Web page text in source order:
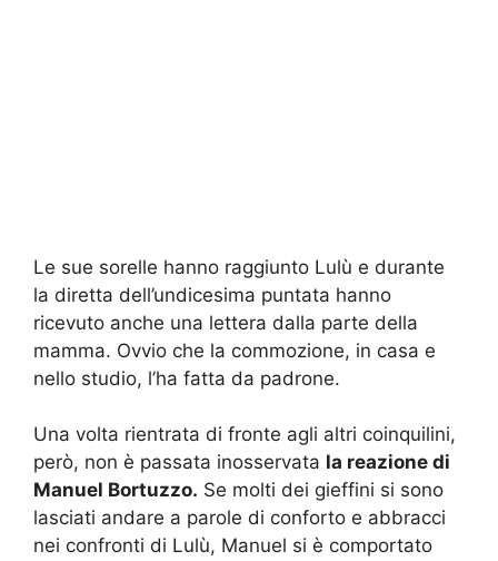
Le sue sorelle hanno raggiunto Lulù e durante
la diretta dell’undicesima puntata hanno
ricevuto anche una lettera dalla parte della
mamma. Ovvio che la commozione, in casa e
nello studio, l’ha fatta da padrone.
Una volta rientrata di fronte agli altri coinquilini,
però, non è passata inosservata la reazione di
Manuel Bortuzzo. Se molti dei gieffini si sono
lasciati andare a parole di conforto e abbracci
nei confronti di Lulù, Manuel si è comportato